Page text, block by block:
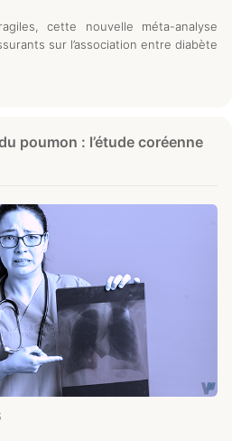
cette nouvelle méta-analyse
sur l’association entre diabète
poumon : l’étude coréenne